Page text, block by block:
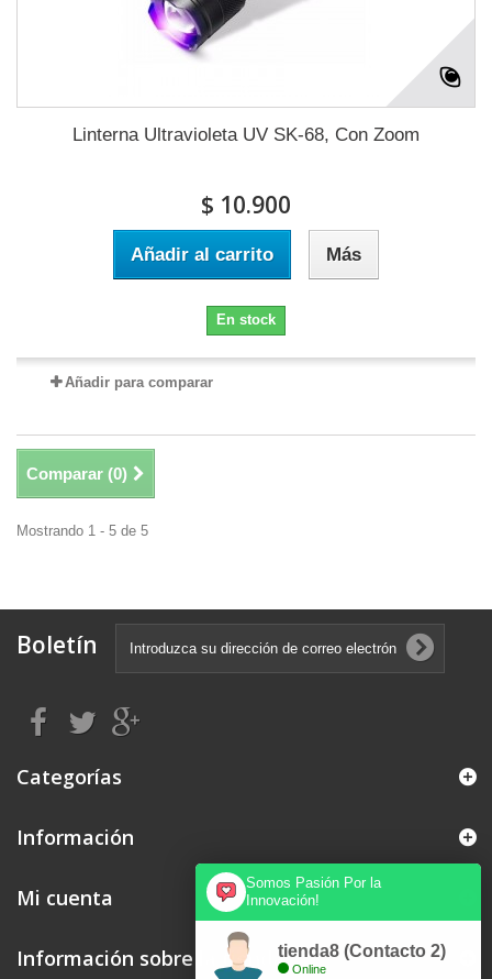
Linterna Ultravioleta UV SK-68, Con Zoom
$ 10.900
Añadir al carrito Más
En stock
Añadir para comparar
Comparar (0)
Mostrando 1 - 5 de 5
Boletín
Categorías
Información
Mi cuenta
Información sobre la tienda
Somos Pasión Por la
Innovación!
tienda8 (Contacto 2)
Online